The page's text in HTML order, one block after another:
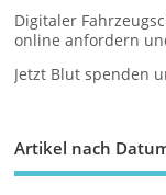
Digitaler
online anfordern
Jetzt Blut spenden
Artikel nach